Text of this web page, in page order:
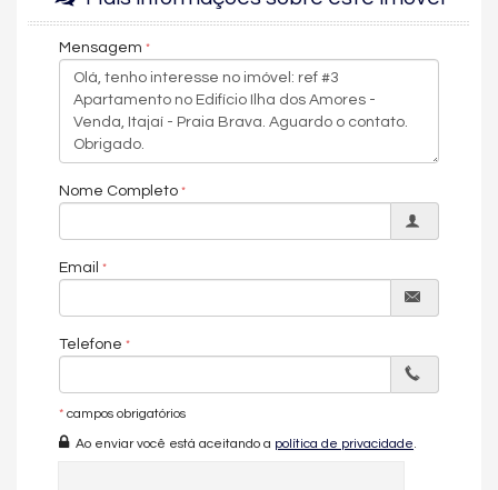
Piso Vinílico
Decorado
Acabamento em Gesso
Móveis Planejados
Área de Serviço
Living
Sala de Estar
Sala para 2 Ambientes
Sacada Integrada
Sala de Jogos
Medidores Individuais
Portão Eletrônico
Câmeras de Segurança
Gás Central
Mensagem
Nome Completo
Email
Telefone
* campos obrigatórios
Ao enviar você está aceitando a política de privacidade